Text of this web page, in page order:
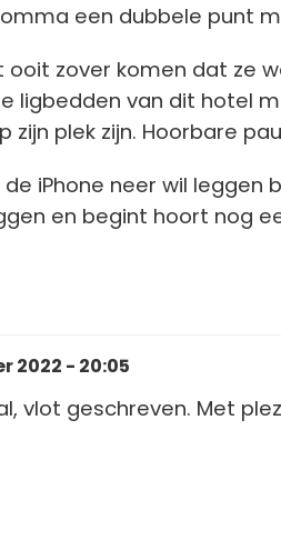
een dubbele punt
ooit zover komen dat ze
ligbedden van dit hotel
zijn plek zijn. Hoorbare
de iPhone neer wil
en begint hoort nog
2022 - 20:05
vlot geschreven. Met